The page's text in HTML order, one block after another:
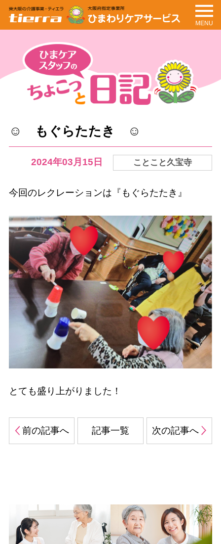
tierra
ひまわりケアサービ
ス
MENU
☺ もぐらたたき ☺
2024年03月15日 ことこと久宝寺
今回のレクレーションは『もぐらたたき』
とても盛り上がりました！
前の記事へ 次の記事へ
記事一覧